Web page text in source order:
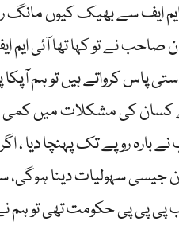
ایم ایف سے بھیک کیوں
صاحب نے تو کہا تھا آئی
پاس کرواتے ہیں تو ہم
کسان کی مشکلات میں کمی
بارہ روپے تک پہنچا دیا ،
جیسی سہولیات دینا
پی پی پی حکومت تھی تو ہم